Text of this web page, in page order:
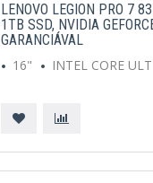
LENOVO LEGION PRO 7
1TB SSD, NVIDIA
GARANCIÁVAL
16"
INTEL CORE